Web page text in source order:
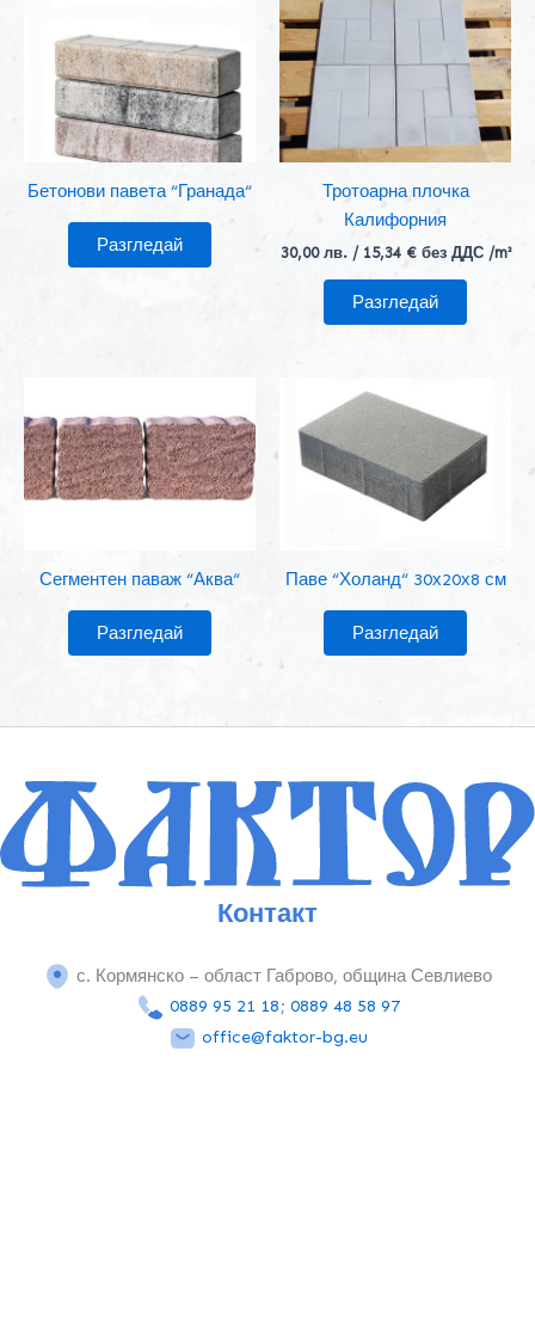
Бетонови павета “Гранада“
Разгледай
Тротоарна плочка
Калифорния
30,00 лв./ 15,34 € без ДДС /m²
Разгледай
Сегментен паваж “Аква“
Разгледай
Паве “Холанд“ 30х20х8 см
Разгледай
Контакт
с. Кормянско – област Габрово, община Севлиево
0889 95 21 18; 0889 48 58 97
office@faktor-bg.eu